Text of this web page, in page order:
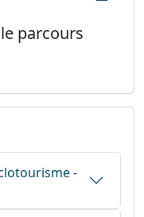
parcours
-